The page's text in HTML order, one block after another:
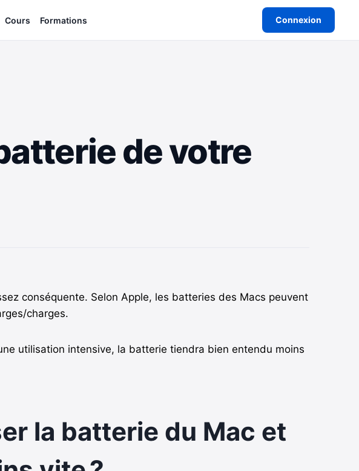
Cours Formations Connexion
de votre
conséquente. Selon Apple, les batteries des Macs peuvent
charges.
utilisation intensive, la batterie tiendra bien entendu moins
la batterie du Mac et